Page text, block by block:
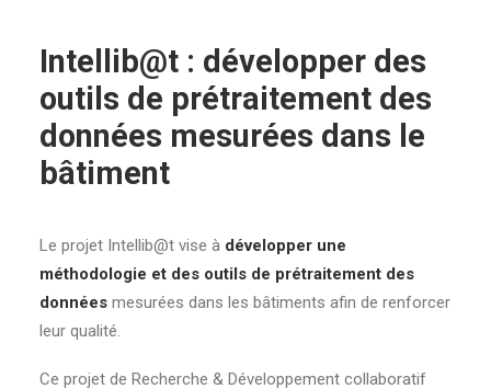
Intellib@t : développer des
outils de prétraitement des
données mesurées dans le
bâtiment
Le projet Intellib@t vise à développer une
méthodologie et des outils de prétraitement des
données mesurées dans les bâtiments afin de renforcer
leur qualité.
Ce projet de Recherche & Développement collaboratif